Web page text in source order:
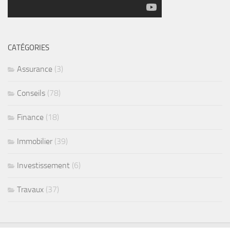
CATÉGORIES
Assurance (3)
Conseils (78)
Finance (18)
Immobilier (39)
Investissement (6)
Travaux (37)